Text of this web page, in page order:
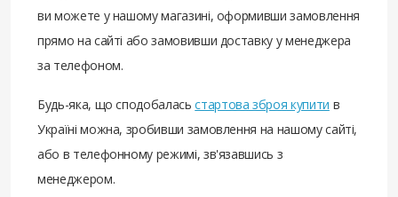
ви можете у нашому магазині, оформивши замовлення
прямо на сайті або замовивши доставку у менеджера
за телефоном.
Будь-яка, що сподобаласьстартова зброя купити в
Україні можна, зробивши замовлення на нашому сайті,
або в телефонному режимі, зв'язавшись з
менеджером.